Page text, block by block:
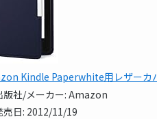
Kindle Paperwhite用レザーカ
版社/メーカー: Amazon
売日: 2012/11/19